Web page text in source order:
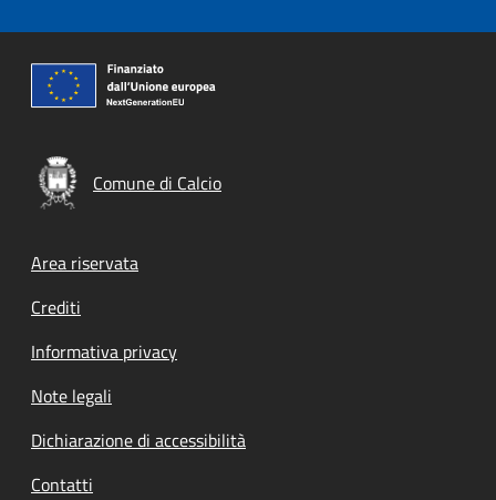
Comune di Calcio
Footer menu
Area riservata
Crediti
Informativa privacy
Note legali
Dichiarazione di accessibilità
Contatti